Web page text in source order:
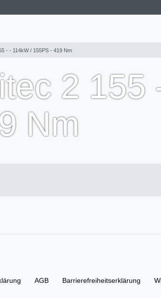
- - 114kW / 155PS - 419 Nm
2 155
Nm
AGB Barrierefreiheitserklärung